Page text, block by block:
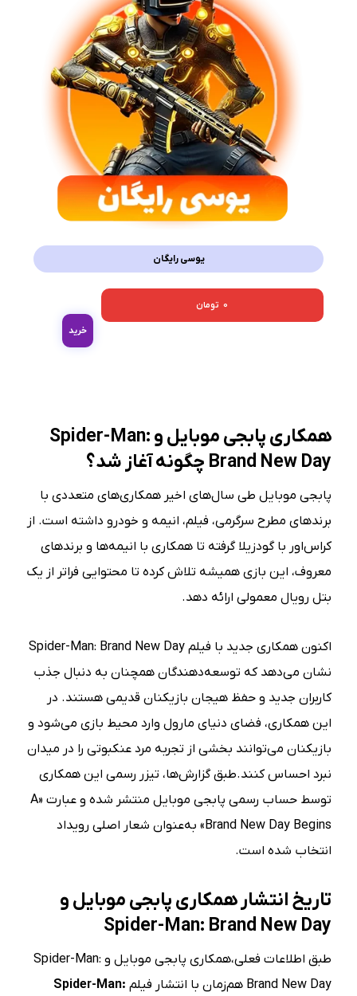
یوسی رایگان
0 تومان
خرید
همکاری پابجی موبایل و Spider-Man:
Brand New Day چگونه آغاز شد؟
پابجی موبایل طی سال‌های اخیر همکاری‌های متعددی با
برندهای مطرح سرگرمی، فیلم، انیمه و خودرو داشته است. از
کراس‌اور با گودزیلا گرفته تا همکاری با انیمه‌ها و برندهای
معروف، این بازی همیشه تلاش کرده تا محتوایی فراتر از یک
بتل رویال معمولی ارائه دهد.
اکنون همکاری جدید با فیلم Spider-Man: Brand New Day
نشان می‌دهد که توسعه‌دهندگان همچنان به دنبال جذب
کاربران جدید و حفظ هیجان بازیکنان قدیمی هستند. در
این همکاری، فضای دنیای مارول وارد محیط بازی می‌شود و
بازیکنان می‌توانند بخشی از تجربه مرد عنکبوتی را در میدان
نبرد احساس کنند.طبق گزارش‌ها، تیزر رسمی این همکاری
توسط حساب رسمی پابجی موبایل منتشر شده و عبارت «A
Brand New Day Begins» به‌عنوان شعار اصلی رویداد
انتخاب شده است.
تاریخ انتشار همکاری پابجی موبایل و
Spider-Man: Brand New Day
طبق اطلاعات فعلی،همکاری پابجی موبایل و Spider-Man:
Brand New Day هم‌زمان با انتشار فیلم
Spider-Man: